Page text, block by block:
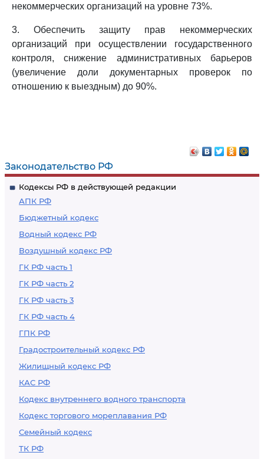
Законодательство РФ
Кодексы РФ в действующей редакции
АПК РФ
Бюджетный кодекс
Водный кодекс РФ
Воздушный кодекс РФ
ГК РФ часть 1
ГК РФ часть 2
ГК РФ часть 3
ГК РФ часть 4
ГПК РФ
Градостроительный кодекс РФ
Жилищный кодекс РФ
КАС РФ
Кодекс внутреннего водного транспорта
Кодекс торгового мореплавания РФ
Семейный кодекс
ТК РФ
некоммерческих организаций на уровне 73%.
3. Обеспечить защиту прав некоммерческих
организаций при осуществлении государственного
контроля, снижение административных барьеров
(увеличение доли документарных проверок по
отношению к выездным) до 90%.